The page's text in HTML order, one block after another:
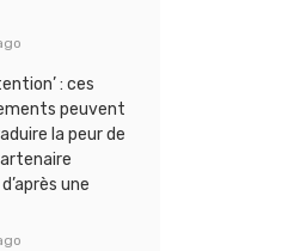
: ces
peuvent
la peur de
une